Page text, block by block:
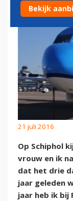
21 juli 2016
Op Schiphol
vrouw en ik
dat het drie
jaar geleden
jaar heb ik bij
Bekijk